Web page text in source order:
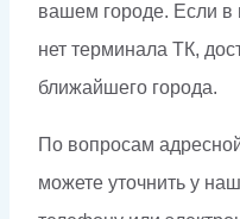
вашем городе. Если в
нет терминала ТК,
ближайшего города.
По вопросам
можете уточнить у